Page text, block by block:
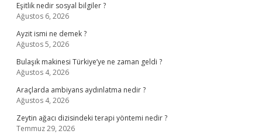
Eşitlik nedir sosyal bilgiler ?
Ağustos 6, 2026
Ayzit ismi ne demek ?
Ağustos 5, 2026
Bulaşık makinesi Türkiye’ye ne zaman geldi ?
Ağustos 4, 2026
Araçlarda ambiyans aydınlatma nedir ?
Ağustos 4, 2026
Zeytin ağacı dizisindeki terapi yöntemi nedir ?
Temmuz 29, 2026